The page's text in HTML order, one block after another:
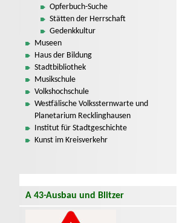
Opferbuch-Suche
Stätten der Herrschaft
Gedenkkultur
Museen
Haus der Bildung
Stadtbibliothek
Musikschule
Volkshochschule
Westfälische Volkssternwarte und
Planetarium Recklinghausen
Institut für Stadtgeschichte
Kunst im Kreisverkehr
A 43-Ausbau und Blitzer